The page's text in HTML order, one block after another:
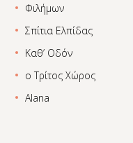
Φιλήμων
Σπίτια Ελπίδας
Καθ’ Οδόν
ο Τρίτος Χώρος
Alana